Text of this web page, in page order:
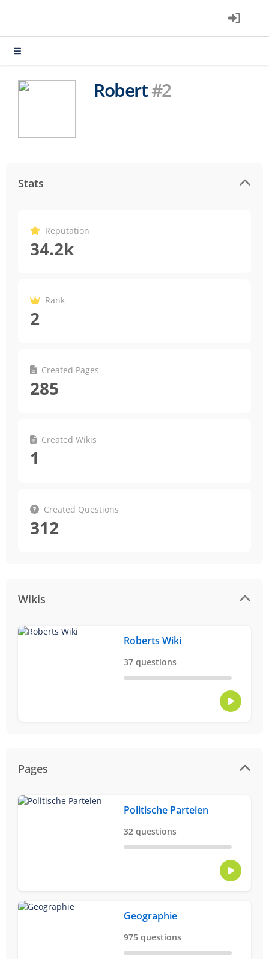
Robert#2
Stats
Reputation
34.2k
Rank
2
Created Pages
285
Created Wikis
1
Created Questions
312
Wikis
Roberts Wiki
37 questions
Pages
Politische Parteien
32 questions
Geographie
975 questions